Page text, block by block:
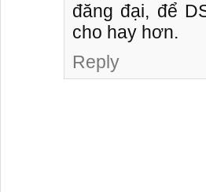
đăng đại, để
cho hay hơn.
Reply